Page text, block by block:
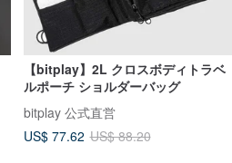
【bitplay】2L クロスボディトラベ
ルポーチ ショルダーバッグ
bitplay 公式直営
US$ 77.62 US$ 88.20